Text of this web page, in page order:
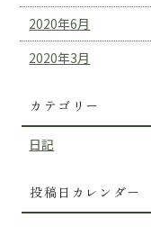
2020年6月
2020年3月
カテゴリー
日記
投稿日カレンダー